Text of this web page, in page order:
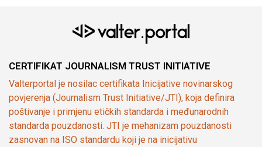
CERTIFIKAT JOURNALISM TRUST INITIATIVE
Valterportal je nosilac certifikata Inicijative novinarskog
povjerenja (Journalism Trust Initiative/JTI), koja definira
poštivanje i primjenu etičkih standarda i međunarodnih
standarda pouzdanosti. JTI je mehanizam pouzdanosti
zasnovan na ISO standardu koji je na inicijativu